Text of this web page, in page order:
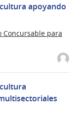
apoyando
Concursable para